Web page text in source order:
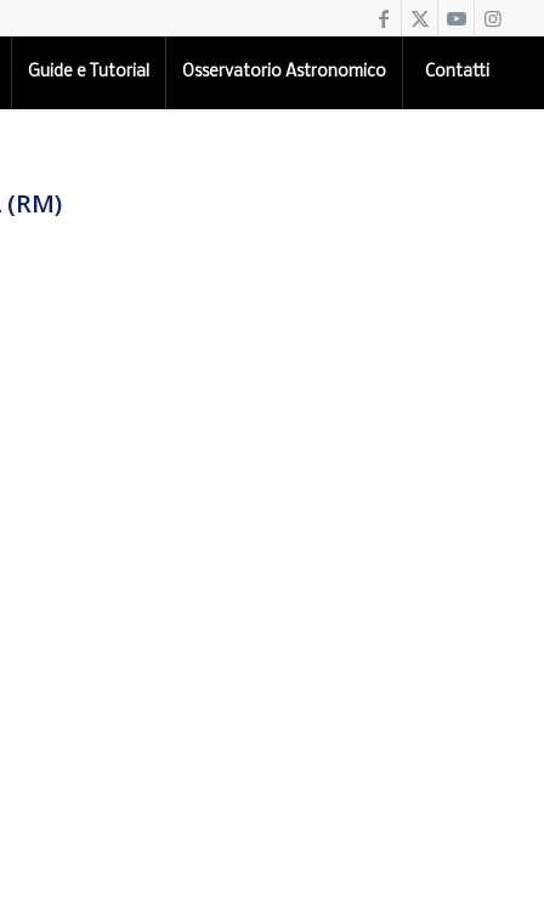
Guide e Tutorial Osservatorio Astronomico Contatti
(RM)